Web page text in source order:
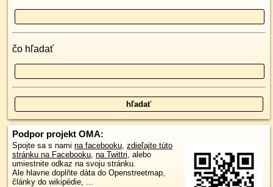
čo hľadať
Podpor projekt OMA:
Spojte sa s nami na facebooku, zdieľajte túto
stránku na Facebooku, na Twittri, alebo
umiestnite odkaz na svoju stránku.
Ale hlavne doplňte dáta do Openstreetmap,
články do wikipédie, ...